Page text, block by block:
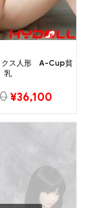
クス人形 A-Cup貧
乳
¥36,100